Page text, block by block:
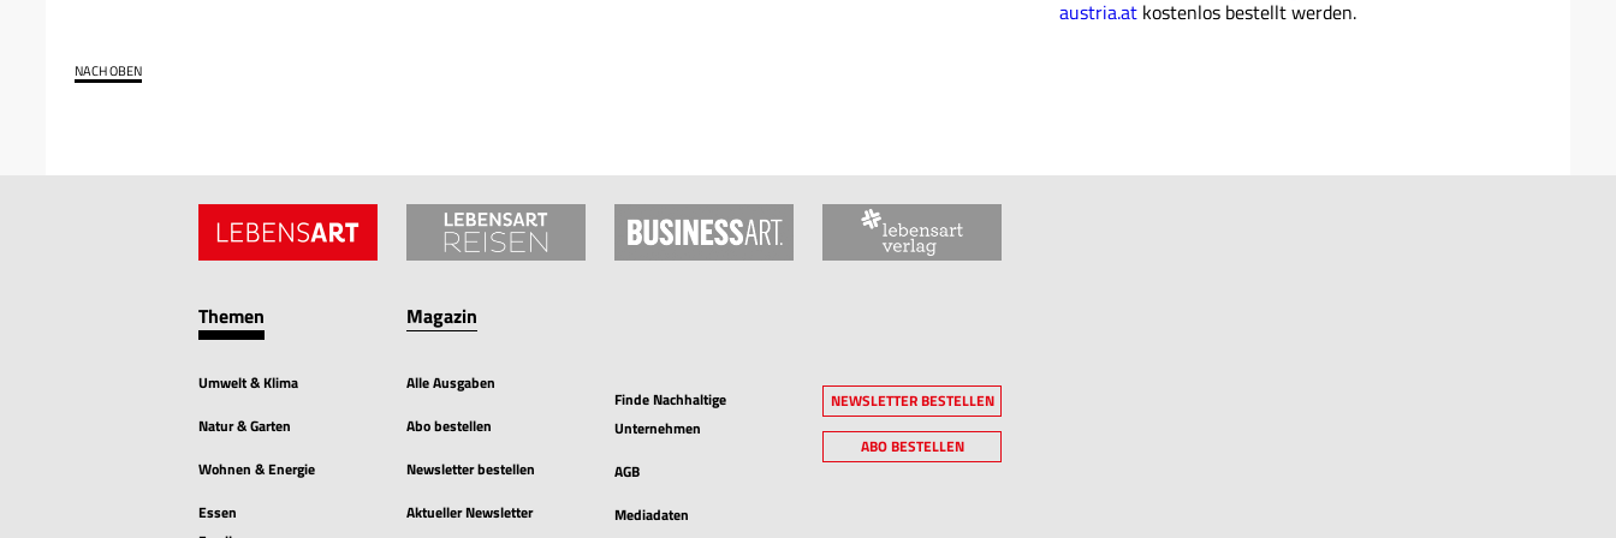
austria.at kostenlos bestellt werden.
NACH OBEN
Themen
Umwelt & Klima
Natur & Garten
Wohnen & Energie
Essen
Magazin
Alle Ausgaben
Abo bestellen
Newsletter bestellen
Aktueller Newsletter
Finde Nachhaltige
Unternehmen
AGB
Mediadaten
NEWSLETTER BESTELLEN
ABO BESTELLEN